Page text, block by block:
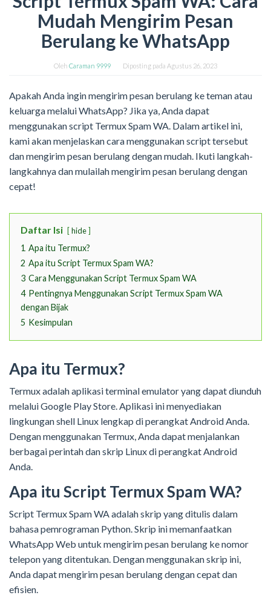
Mudah Mengirim Pesan
Berulang ke WhatsApp
Oleh Caraman 9999 Diposting pada Agustus 26, 2023
Apakah Anda ingin mengirim pesan berulang ke teman atau
keluarga melalui WhatsApp? Jika ya, Anda dapat
menggunakan script Termux Spam WA. Dalam artikel ini,
kami akan menjelaskan cara menggunakan script tersebut
dan mengirim pesan berulang dengan mudah. Ikuti langkah-
langkahnya dan mulailah mengirim pesan berulang dengan
cepat!
Daftar Isi hide
1 Apa itu Termux?
2 Apa itu Script Termux Spam WA?
3 Cara Menggunakan Script Termux Spam WA
4 Pentingnya Menggunakan Script Termux Spam WA
dengan Bijak
5 Kesimpulan
Apa itu Termux?
Termux adalah aplikasi terminal emulator yang dapat diunduh
melalui Google Play Store. Aplikasi ini menyediakan
lingkungan shell Linux lengkap di perangkat Android Anda.
Dengan menggunakan Termux, Anda dapat menjalankan
berbagai perintah dan skrip Linux di perangkat Android
Anda.
Apa itu Script Termux Spam WA?
Script Termux Spam WA adalah skrip yang ditulis dalam
bahasa pemrograman Python. Skrip ini memanfaatkan
WhatsApp Web untuk mengirim pesan berulang ke nomor
telepon yang ditentukan. Dengan menggunakan skrip ini,
Anda dapat mengirim pesan berulang dengan cepat dan
efisien.